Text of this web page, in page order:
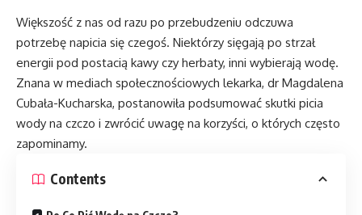
Większość z nas od razu po przebudzeniu odczuwa
potrzebę napicia się czegoś. Niektórzy sięgają po strzał
energii pod postacią kawy czy herbaty, inni wybierają wodę.
Znana w mediach społecznościowych lekarka, dr Magdalena
Cubała-Kucharska, postanowiła podsumować skutki picia
wody na czczo i zwrócić uwagę na korzyści, o których często
zapominamy.
Contents